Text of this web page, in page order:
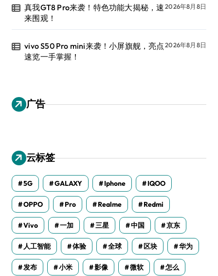
真我GT8 Pro来袭！特色功能大揭秘，速
来围观！
2026年8月8日
vivo S50 Pro mini来袭！小屏旗舰，亮点
速览一手掌握！
2026年8月8日
广告
云标签
5G GALAXY Iphone IQOO
OPPO Pro Realme Redmi
Vivo 一加 三星 中国 京东
人工智能 体验 全球 区块 华为
发布 小米 影像 微软 怎么